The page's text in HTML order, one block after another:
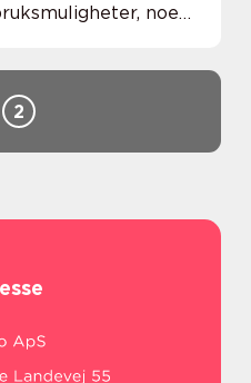
noe
2